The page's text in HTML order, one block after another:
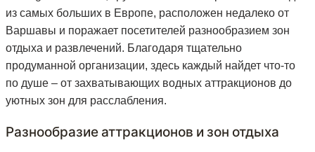
из самых больших в Европе, расположен недалеко от
Варшавы и поражает посетителей разнообразием зон
отдыха и развлечений. Благодаря тщательно
продуманной организации, здесь каждый найдет что-то
по душе – от захватывающих водных аттракционов до
уютных зон для расслабления.
Разнообразие аттракционов и зон отдыха